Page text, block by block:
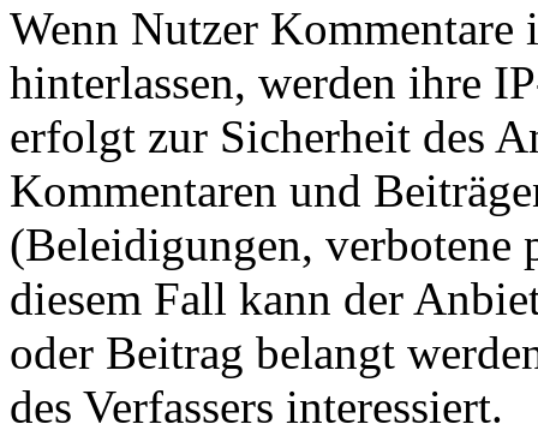
Wenn Nutzer
hinterlassen, werden ihre
erfolgt zur Sicherheit des
Kommentaren und
(Beleidigungen, verbotene
diesem Fall kann der
oder Beitrag belangt
des Verfassers interessiert.